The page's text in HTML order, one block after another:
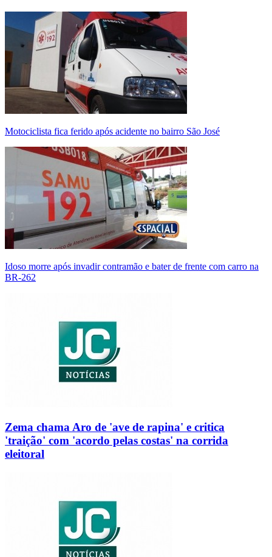
Motociclista fica ferido após acidente no bairro São José
Idoso morre após invadir contramão e bater de frente com carro na
BR-262
Zema chama Aro de 'ave de rapina' e critica
'traição' com 'acordo pelas costas' na corrida
eleitoral